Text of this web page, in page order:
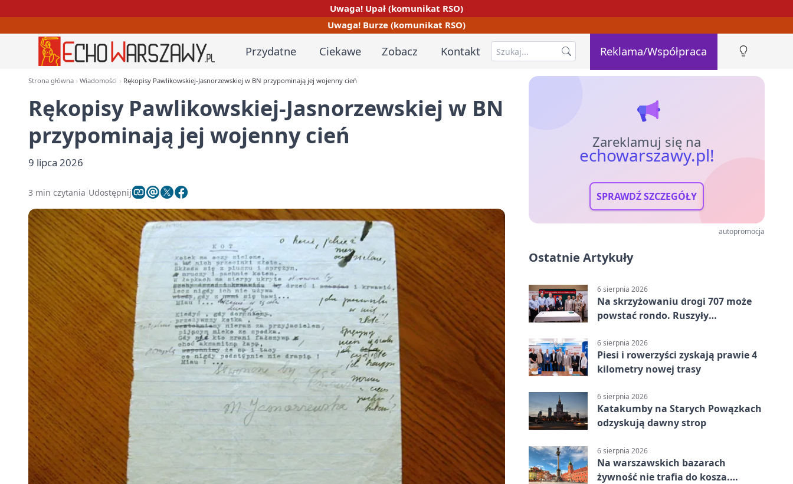
Uwaga! Upał (komunikat RSO)
Uwaga! Burze (komunikat RSO)
Przydatne Ciekawe Zobacz Kontakt Reklama/Współpraca
Strona główna Wiadomości Rękopisy Pawlikowskiej-Jasnorzewskiej w BN przypominają jej wojenny cień
Rękopisy Pawlikowskiej-Jasnorzewskiej w BN
przypominają jej wojenny cień
9 lipca 2026
3 min czytania Udostępnij
Zareklamuj się na
echowarszawy.pl!
SPRAWDŹ SZCZEGÓŁY
autopromocja
Ostatnie Artykuły
6 sierpnia 2026
Na skrzyżowaniu drogi 707 może
powstać rondo. Ruszyły
6 sierpnia 2026
Piesi i rowerzyści zyskają prawie 4
kilometry nowej trasy
6 sierpnia 2026
Katakumby na Starych Powązkach
odzyskują dawny strop
6 sierpnia 2026
Na warszawskich bazarach
żywność nie trafia do kosza.